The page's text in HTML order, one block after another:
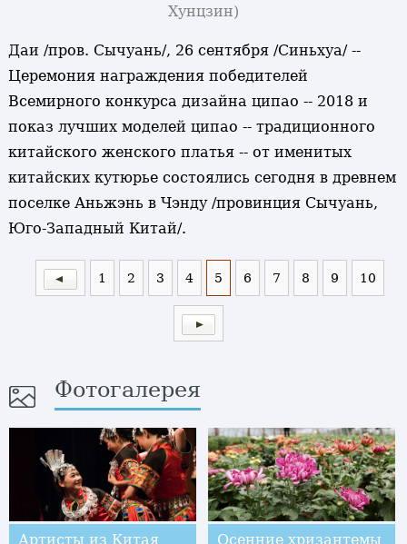
Хунцзин)
Даи /пров. Сычуань/, 26 сентября /Синьхуа/ --
Церемония награждения победителей
Всемирного конкурса дизайна ципао -- 2018 и
показ лучших моделей ципао -- традиционного
китайского женского платья -- от именитых
китайских кутюрье состоялись сегодня в древнем
поселке Аньжэнь в Чэнду /провинция Сычуань,
Юго-Западный Китай/.
1 2 3 4 5 6 7 8 9 10
Фотогалерея
Артисты из Китая
Осенние хризантемы